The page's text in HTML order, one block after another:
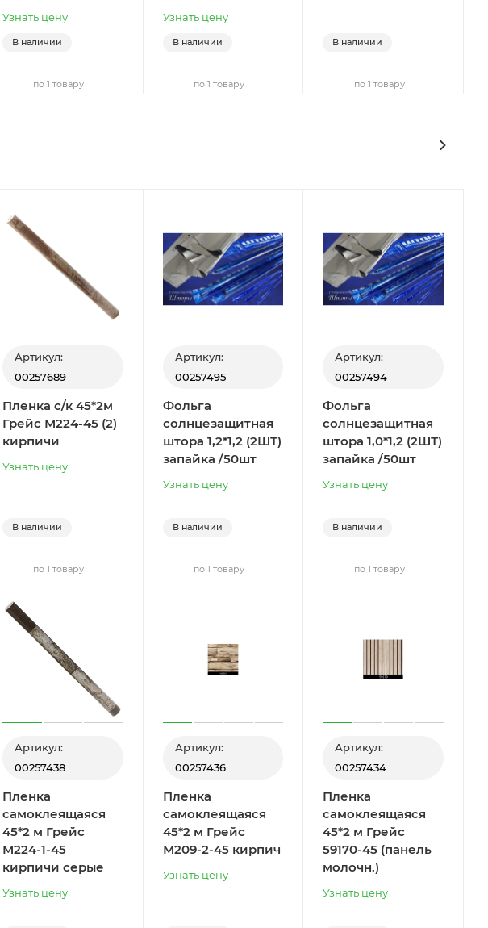
Узнать цену
В наличии
по 1 товару
Узнать цену
В наличии
по 1 товару
В наличии
по 1 товару
Артикул:
00257689
Пленка с/к 45*2м
Грейс М224-45 (2)
кирпичи
Узнать цену
В наличии
по 1 товару
Артикул:
00257495
Фольга
солнцезащитная
штора 1,2*1,2 (2ШТ)
запайка /50шт
Узнать цену
В наличии
по 1 товару
Артикул:
00257494
Фольга
солнцезащитная
штора 1,0*1,2 (2ШТ)
запайка /50шт
Узнать цену
В наличии
по 1 товару
Артикул:
00257438
Пленка
самоклеящаяся
45*2 м Грейс
М224-1-45
кирпичи серые
Узнать цену
Артикул:
00257436
Пленка
самоклеящаяся
45*2 м Грейс
М209-2-45 кирпич
Узнать цену
Артикул:
00257434
Пленка
самоклеящаяся
45*2 м Грейс
59170-45 (панель
молочн.)
Узнать цену